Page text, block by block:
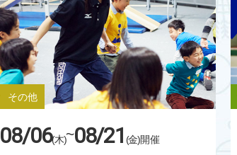
その他
08/06(木)~08/21 (金)開催